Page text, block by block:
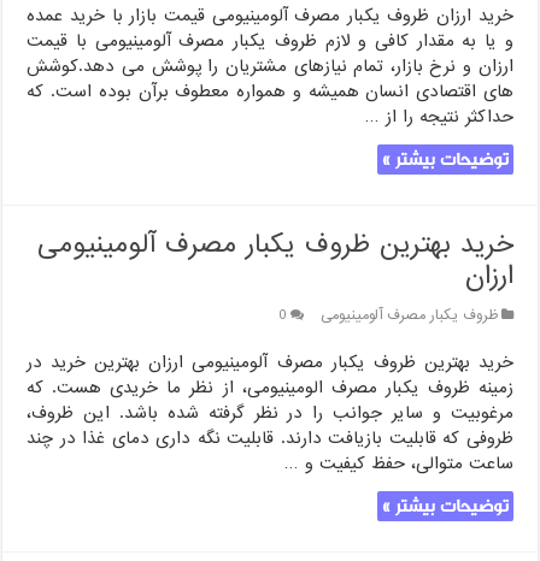
خرید ارزان ظروف یکبار مصرف آلومینیومی قیمت بازار با خرید عمده
و یا به مقدار کافی و لازم ظروف یکبار مصرف آلومینیومی با قیمت
ارزان و نرخ بازار، تمام نیازهای مشتریان را پوشش می دهد.کوشش
های اقتصادی انسان همیشه و همواره معطوف برآن بوده است. که
حداکثر نتیجه را از …
توضیحات بیشتر »
خرید بهترین ظروف یکبار مصرف آلومینیومی
ارزان
ظروف یکبار مصرف آلومینیومی 0
خرید بهترین ظروف یکبار مصرف آلومینیومی ارزان بهترین خرید در
زمینه ظروف یکبار مصرف الومینیومی، از نظر ما خریدی هست. که
مرغوبیت و سایر جوانب را در نظر گرفته شده باشد. این ظروف،
ظروفی که قابلیت بازیافت دارند. قابلیت نگه داری دمای غذا در چند
ساعت متوالی، حفظ کیفیت و …
توضیحات بیشتر »